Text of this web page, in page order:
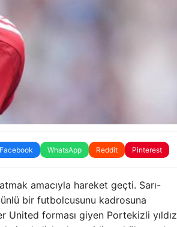
Facebook WhatsApp Reddit Pinterest
amacıyla hareket geçti. Sarı-
ünlü bir futbolcusunu kadrosuna
forması giyen Portekizli yıldız